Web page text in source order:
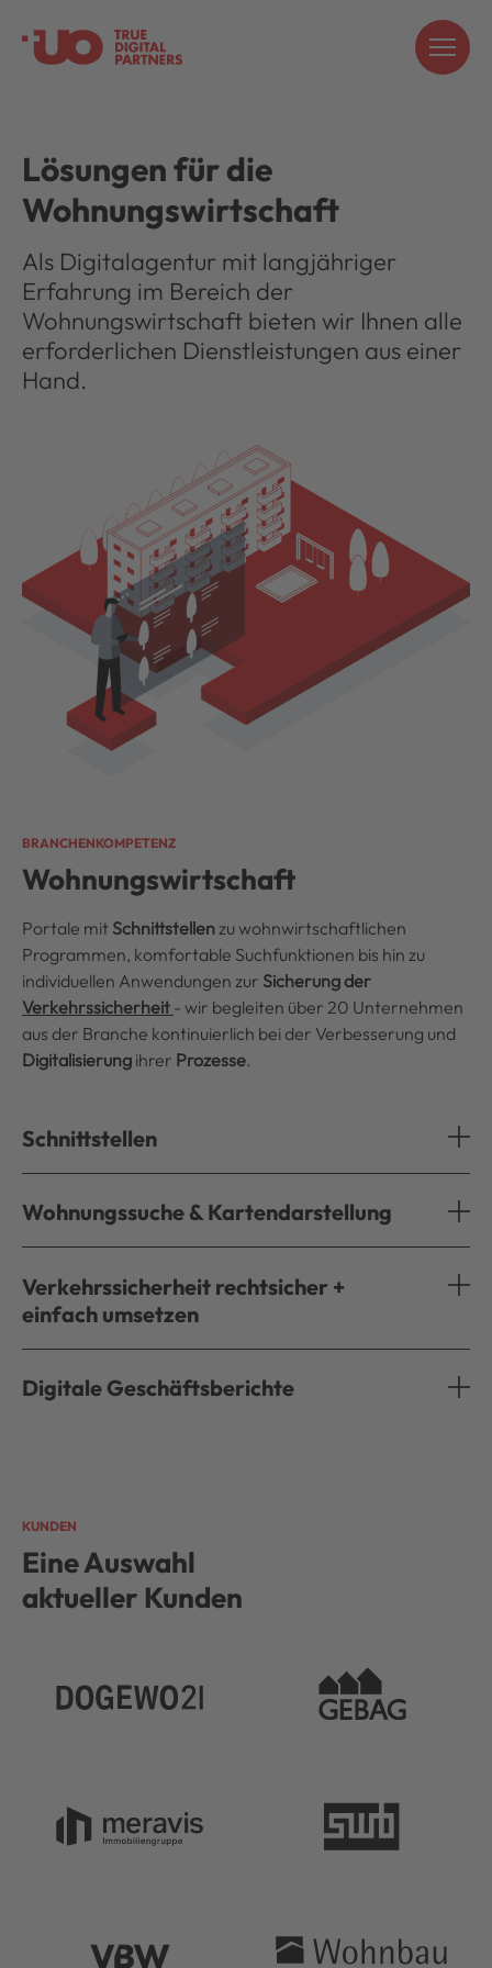
Lösungen für die
Wohnungswirtschaft
Als Digitalagentur mit langjähriger
Erfahrung im Bereich der
Wohnungswirtschaft bieten wir Ihnen alle
erforderlichen Dienstleistungen aus einer
Hand.
BRANCHENKOMPETENZ
Wohnungswirtschaft
Portale mit Schnittstellenzu wohnwirtschaftlichen
Programmen, komfortable Suchfunktionen bis hin zu
individuellen Anwendungen zur Sicherung der
Verkehrssicherheit - wir begleiten über 20 Unternehmen
aus der Branche kontinuierlich bei der Verbesserung und
Digitalisierung ihrer Prozesse.
Schnittstellen
Wohnungssuche & Kartendarstellung
Verkehrssicherheit rechtsicher +
einfach umsetzen
Digitale Geschäftsberichte
KUNDEN
Eine Auswahl
aktueller Kunden